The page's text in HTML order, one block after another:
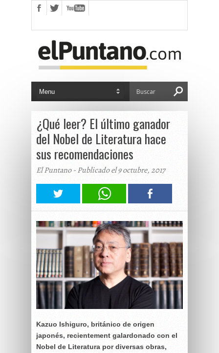
¿Qué leer? El último ganador
del Nobel de Literatura hace
sus recomendaciones
El Puntano - Publicado el 9 octubre, 2017
Kazuo Ishiguro, británico de origen
japonés, recientement galardonado con el
Nobel de Literatura por diversas obras,